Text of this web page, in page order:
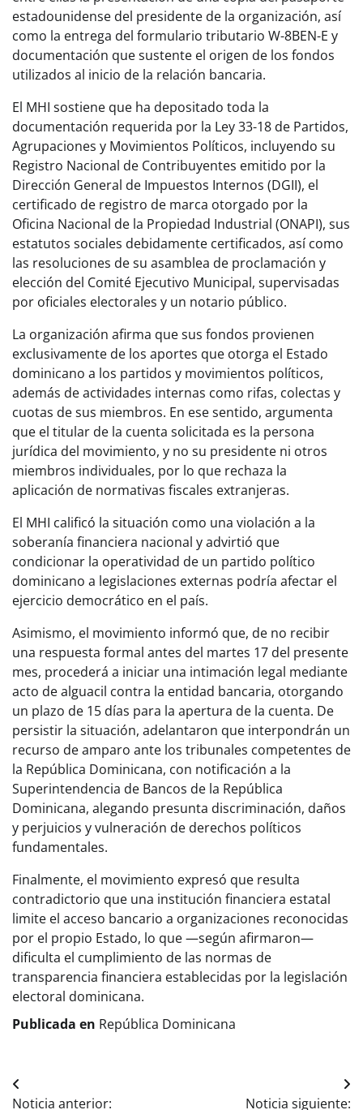
estadounidense del presidente de la organización, así
como la entrega del formulario tributario W-8BEN-E y
documentación que sustente el origen de los fondos
utilizados al inicio de la relación bancaria.
El MHI sostiene que ha depositado toda la
documentación requerida por la Ley 33-18 de Partidos,
Agrupaciones y Movimientos Políticos, incluyendo su
Registro Nacional de Contribuyentes emitido por la
Dirección General de Impuestos Internos (DGII), el
certificado de registro de marca otorgado por la
Oficina Nacional de la Propiedad Industrial (ONAPI), sus
estatutos sociales debidamente certificados, así como
las resoluciones de su asamblea de proclamación y
elección del Comité Ejecutivo Municipal, supervisadas
por oficiales electorales y un notario público.
La organización afirma que sus fondos provienen
exclusivamente de los aportes que otorga el Estado
dominicano a los partidos y movimientos políticos,
además de actividades internas como rifas, colectas y
cuotas de sus miembros. En ese sentido, argumenta
que el titular de la cuenta solicitada es la persona
jurídica del movimiento, y no su presidente ni otros
miembros individuales, por lo que rechaza la
aplicación de normativas fiscales extranjeras.
El MHI calificó la situación como una violación a la
soberanía financiera nacional y advirtió que
condicionar la operatividad de un partido político
dominicano a legislaciones externas podría afectar el
ejercicio democrático en el país.
Asimismo, el movimiento informó que, de no recibir
una respuesta formal antes del martes 17 del presente
mes, procederá a iniciar una intimación legal mediante
acto de alguacil contra la entidad bancaria, otorgando
un plazo de 15 días para la apertura de la cuenta. De
persistir la situación, adelantaron que interpondrán un
recurso de amparo ante los tribunales competentes de
la República Dominicana, con notificación a la
Superintendencia de Bancos de la República
Dominicana, alegando presunta discriminación, daños
y perjuicios y vulneración de derechos políticos
fundamentales.
Finalmente, el movimiento expresó que resulta
contradictorio que una institución financiera estatal
limite el acceso bancario a organizaciones reconocidas
por el propio Estado, lo que —según afirmaron—
dificulta el cumplimiento de las normas de
transparencia financiera establecidas por la legislación
electoral dominicana.
Publicada en República Dominicana
Navegación
Noticia anterior: Noticia siguiente: